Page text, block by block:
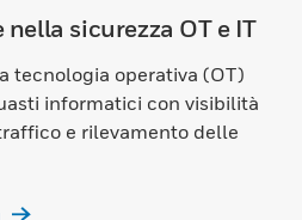
sicurezza OT e IT
tecnologia operativa (OT)
informatici con visibilità
e rilevamento delle